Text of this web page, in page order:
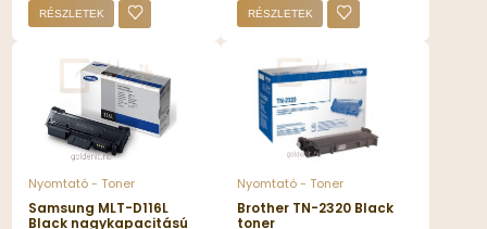
RÉSZLETEK RÉSZLETEK
Nyomtató - Toner
Samsung MLT-D116L
Black nagykapacitású
Nyomtató - Toner
Brother TN-2320 Black
toner